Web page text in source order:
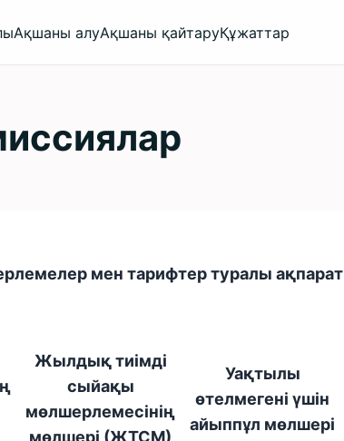
Ақшаны алуАқшаны қайтаруҚұжаттар
мен тарифтер туралы ақпарат
Жылдық тиімді
сыйақы
мөлшерлемесінің
мөлшері (ЖТСМ)
Уақтылы
өтелмегені үшін
айыппұл мөлшері